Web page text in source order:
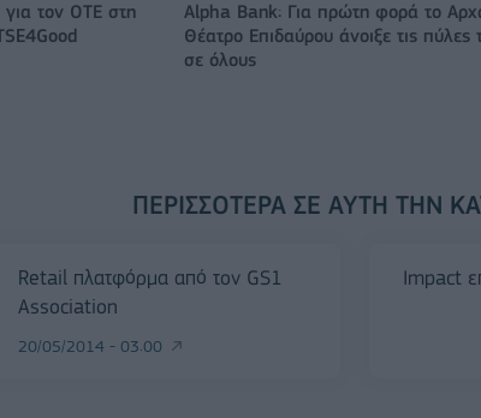
τον ΟΤΕ στη
Alpha Bank: Για πρώτη φορά το
Θέατρο Επιδαύρου άνοιξε τις πύλες
σε όλους
ΠΕΡΙΣΣΌΤΕΡΑ ΣΕ ΑΥΤΉ ΤΗΝ
Retail πλατφόρμα από τον GS1
Association
20/05/2014 - 03:00
Impact